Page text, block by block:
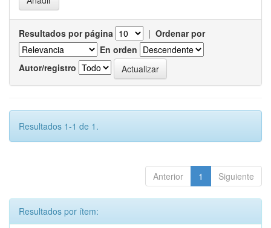
Resultados por página | Ordenar por
En orden
Autor/registro
Resultados 1-1 de 1.
Anterior 1 Siguiente
Resultados por ítem: